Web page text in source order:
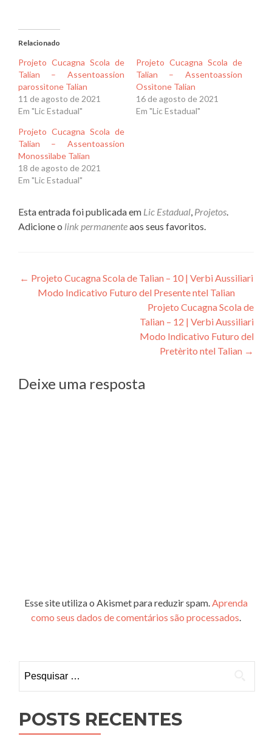
Relacionado
Projeto Cucagna Scola de
Talian – Assentoassion
parossìtone Talian
11 de agosto de 2021
Em "Lic Estadual"
Projeto Cucagna Scola de
Talian – Assentoassion
Ossìtone Talian
16 de agosto de 2021
Em "Lic Estadual"
Projeto Cucagna Scola de
Talian – Assentoassion
Monossìlabe Talian
18 de agosto de 2021
Em "Lic Estadual"
Esta entrada foi publicada em Lic Estadual, Projetos.
Adicione o link permanenteaos seus favoritos.
Navegação
de
← Projeto Cucagna Scola de Talian – 10 | Verbi Aussiliari
Modo Indicativo Futuro del Presente ntel Talian
Projeto Cucagna Scola de
Talian – 12 | Verbi Aussiliari
Modo Indicativo Futuro del
Pretèrito ntel Talian →
Deixe uma resposta
Esse site utiliza o Akismet para reduzir spam.Aprenda
como seus dados de comentários são processados.
por:
POSTS RECENTES